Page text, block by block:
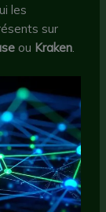
les
sur
ou Kraken.